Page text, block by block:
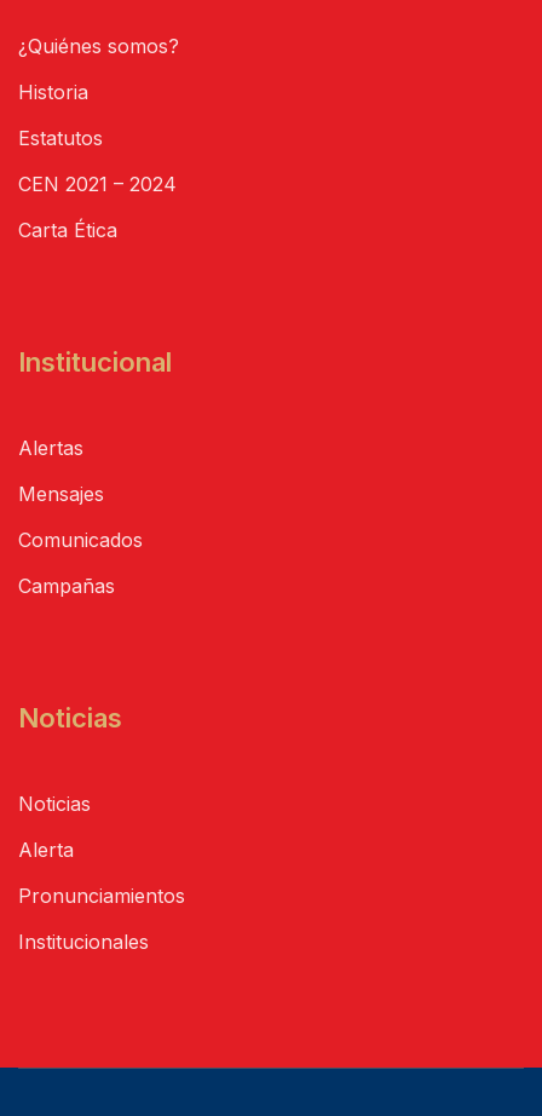
¿Quiénes somos?
Historia
Estatutos
CEN 2021 – 2024
Carta Ética
Institucional
Alertas
Mensajes
Comunicados
Campañas
Noticias
Noticias
Alerta
Pronunciamientos
Institucionales